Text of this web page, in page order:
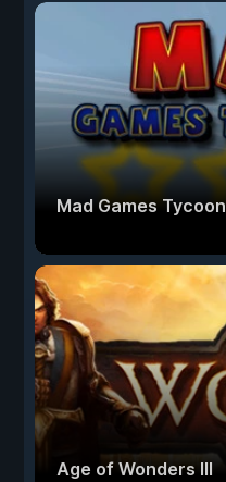
Mad Games Tycoon
Age of Wonders III